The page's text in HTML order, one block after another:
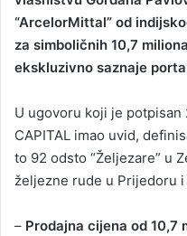
“ArcelorMittal” od
za simboličnih 10,7
ekskluzivno saznaje
U ugovoru koji je
CAPITAL imao uvid,
to 92 odsto “Željezare” u
željezne rude u Prijedoru
– Prodajna cijena od 10,7